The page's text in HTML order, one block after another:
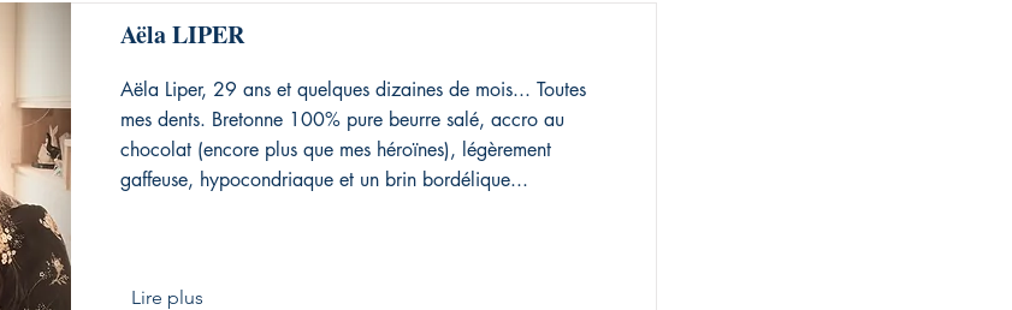
Aëla LIPER
Aëla Liper, 29 ans et quelques dizaines de mois... Toutes
mes dents. Bretonne 100% pure beurre salé, accro au
chocolat (encore plus que mes héroïnes), légèrement
gaffeuse, hypocondriaque et un brin bordélique...
Lire plus